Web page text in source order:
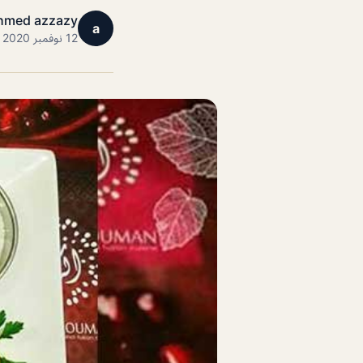
a
azzazy
12 نوفمبر 2020 · 1 دقائق قراءة